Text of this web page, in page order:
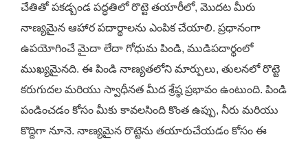
చేతితో పకడ్బండ పద్ధతిలో రొట్టె తయారీలో, మొదట మీరు
నాణ్యమైన ఆహార పదార్థాలను ఎంపిక చేయాలి. ప్రధానంగా
ఉపయోగించే మైదా లేదా గోధుమ పిండి, ముడిపదార్థంలో
ముఖ్యమైనది. ఈ పిండి నాణ్యతలోని మార్పులు, తులనలో రొట్టె
కరుగుదల మరియు స్వాధీనత మీద శ్రేష్ఠ ప్రభావం ఉంటుంది. పిండి
పండించడం కోసం మీకు కావలసింది కొంత ఉప్పు, నీరు మరియు
కొద్దిగా నూనె. నాణ్యమైన రొట్టెను తయారుచేయడం కోసం ఈ